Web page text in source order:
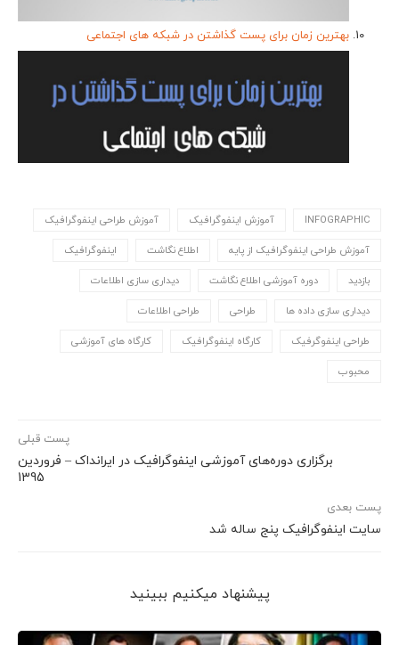
بهترین زمان برای پست گذاشتن در شبکه های اجتماعی
INFOGRAPHIC آموزش اینفوگرافیک آموزش طراحی اینفوگرافیک
آموزش طراحی اینفوگرافیک از پایه اطلاع نگاشت اینفوگرافیک
بازدید دوره آموزشی اطلاع نگاشت دیداری سازی اطلاعات
دیداری سازی داده ها طراحی طراحی اطلاعات
طراحی اینفوگرفیک کارگاه اینفوگرافیک کارگاه های آموزشی
محبوب
پست قبلی
برگزاری دوره‌های آموزشی اینفوگرافیک در ایرانداک – فروردین
1395
پست بعدی
سایت اینفوگرافیک پنج ساله شد
پیشنهاد می‎کنیم ببینید